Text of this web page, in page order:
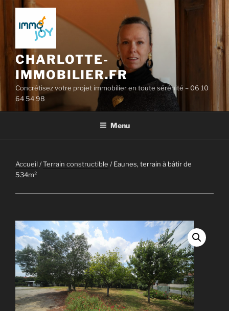
Aller
contenu
CHARLOTTE-
IMMOBILIER.FR
Concrétisez votre projet immobilier en toute sérénité – 06 10
64 54 98
Menu
Accueil /Terrain constructible / Eaunes, terrain à bâtir de
534m²